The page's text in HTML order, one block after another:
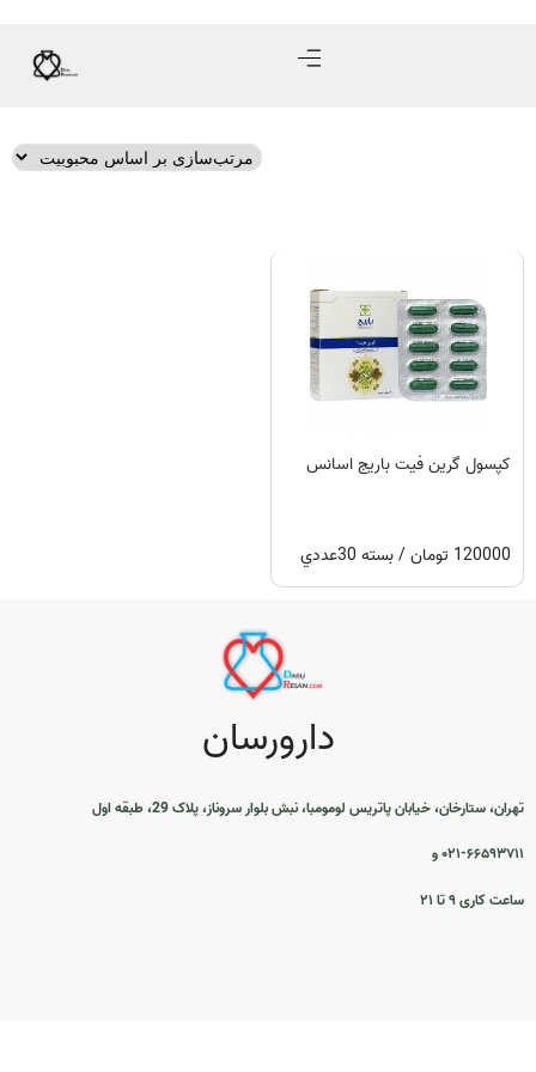
کپسول گرین فیت باریج اسانس
120000 تومان / بسته 30عددي
دارورسان
تهران، ستارخان، خیابان پاتریس لومومبا، نبش بلوار سروناز، پلاک 29، طبقه اول
۰۲۱-۶۶۵۹۳۷۱۱ و
ساعت کاری ۹ تا ۲۱